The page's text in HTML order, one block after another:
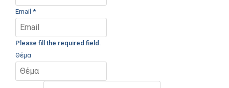
Email *
Please fill the required field.
Θέμα